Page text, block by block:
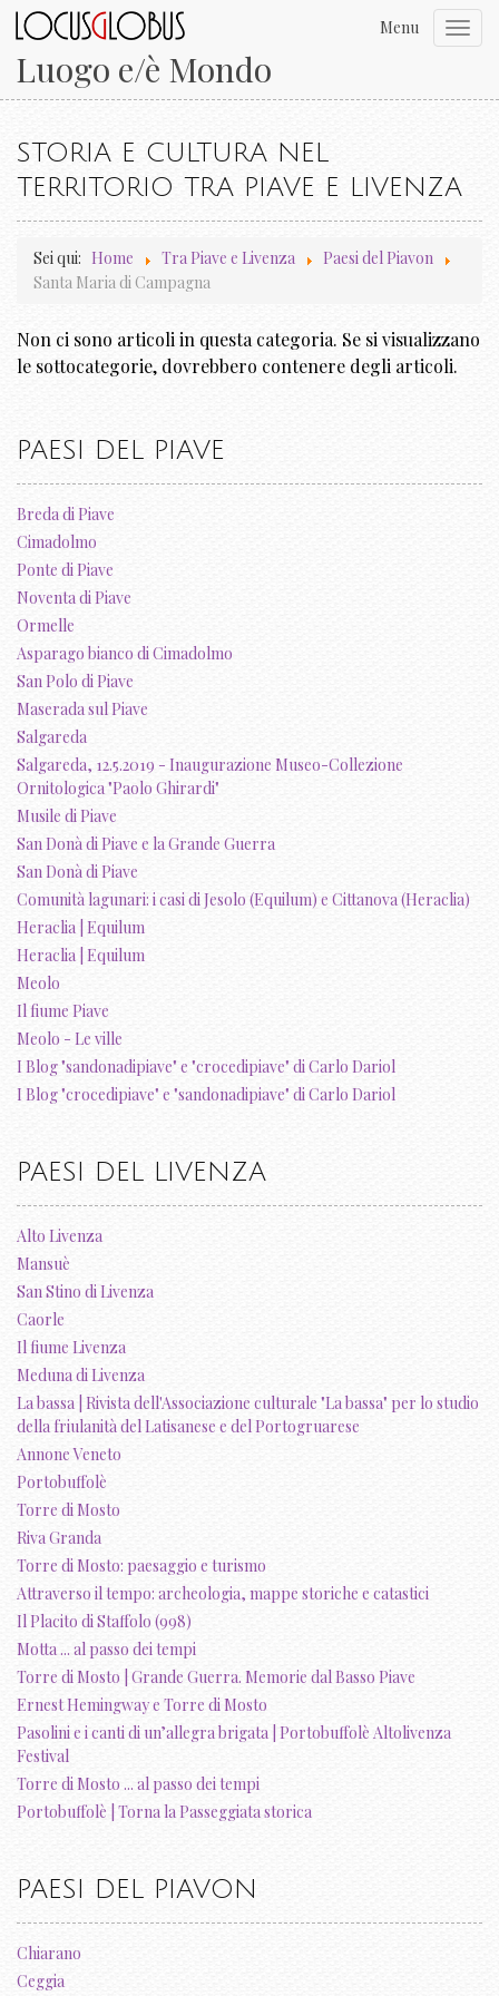
Luogo e/è Mondo
Menu
STORIA E CULTURA NEL
TERRITORIO TRA PIAVE E LIVENZA
Sei qui: Home Tra Piave e Livenza
Paesi del Piavon
Santa Maria di Campagna
Non ci sono articoli in questa categoria. Se si visualizzano
le sottocategorie, dovrebbero contenere degli articoli.
PAESI DEL PIAVE
Breda di Piave
Cimadolmo
Ponte di Piave
Noventa di Piave
Ormelle
Asparago bianco di Cimadolmo
San Polo di Piave
Maserada sul Piave
Salgareda
Salgareda, 12.5.2019 - Inaugurazione Museo-Collezione
Ornitologica "Paolo Ghirardi"
Musile di Piave
San Donà di Piave e la Grande Guerra
San Donà di Piave
Comunità lagunari: i casi di Jesolo (Equilum) e Cittanova (Heraclia)
Heraclia | Equilum
Heraclia | Equilum
Meolo
Il fiume Piave
Meolo - Le ville
I Blog "sandonadipiave" e "crocedipiave" di Carlo Dariol
I Blog "crocedipiave" e "sandonadipiave" di Carlo Dariol
PAESI DEL LIVENZA
Alto Livenza
Mansuè
San Stino di Livenza
Caorle
Il fiume Livenza
Meduna di Livenza
La bassa | Rivista dell'Associazione culturale "La bassa" per lo studio
della friulanità del Latisanese e del Portogruarese
Annone Veneto
Portobuffolè
Torre di Mosto
Riva Granda
Torre di Mosto: paesaggio e turismo
Attraverso il tempo: archeologia, mappe storiche e catastici
Il Placito di Staffolo (998)
Motta ... al passo dei tempi
Torre di Mosto | Grande Guerra. Memorie dal Basso Piave
Ernest Hemingway e Torre di Mosto
Pasolini e i canti di un’allegra brigata | Portobuffolè Altolivenza
Festival
Torre di Mosto ... al passo dei tempi
Portobuffolè | Torna la Passeggiata storica
PAESI DEL PIAVON
Chiarano
Ceggia